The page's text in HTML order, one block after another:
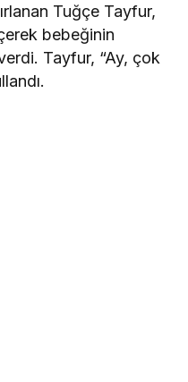
Tuğçe Tayfur,
bebeğinin
Tayfur, “Ay, çok